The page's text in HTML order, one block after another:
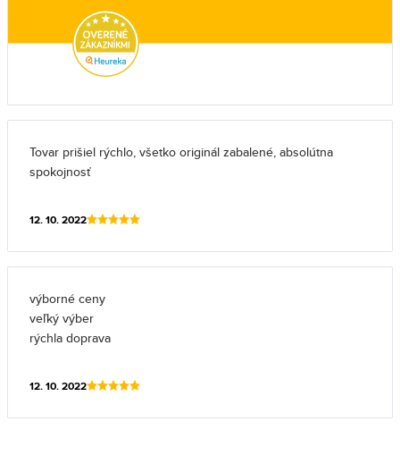
Tovar prišiel rýchlo, všetko originál zabalené, absolútna
spokojnosť
12. 10. 2022
výborné ceny
veľký výber
rýchla doprava
12. 10. 2022